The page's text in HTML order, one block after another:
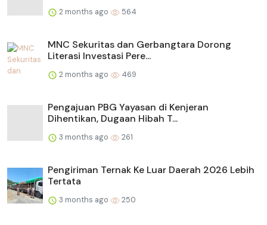
2 months ago 564
MNC Sekuritas dan Gerbangtara Dorong
Literasi Investasi Pere...
2 months ago 469
Pengajuan PBG Yayasan di Kenjeran
Dihentikan, Dugaan Hibah T...
3 months ago 261
Pengiriman Ternak Ke Luar Daerah 2026 Lebih
Tertata
3 months ago 250